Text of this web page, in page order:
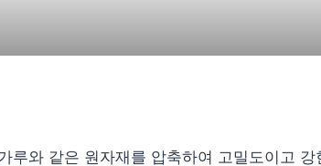
루와 같은 원자재를 압축하여 고밀도이고